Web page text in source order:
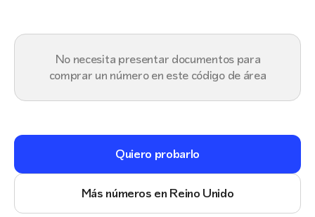
No necesita presentar documentos para
comprar un número en este código de área
Quiero probarlo
Más números en Reino Unido